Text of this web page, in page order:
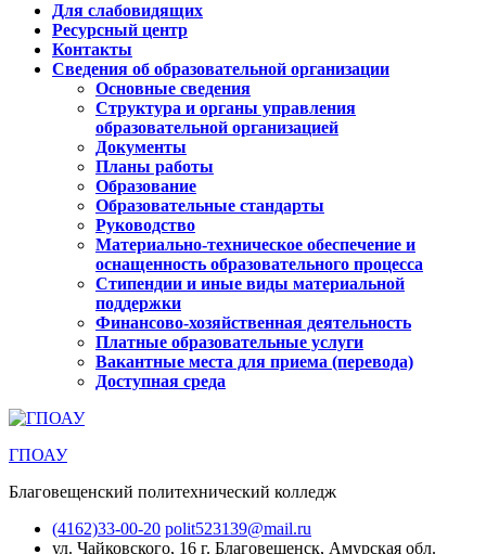
Для слабовидящих
Ресурсный центр
Контакты
Сведения об образовательной организации
Основные сведения
Структура и органы управления
образовательной организацией
Документы
Планы работы
Образование
Образовательные стандарты
Руководство
Материально-техническое обеспечение и
оснащенность образовательного процесса
Стипендии и иные виды материальной
поддержки
Финансово-хозяйственная деятельность
Платные образовательные услуги
Вакантные места для приема (перевода)
Доступная среда
ГПОАУ
Благовещенский политехнический колледж
(4162)33-00-20 polit523139@mail.ru
ул. Чайковского, 16 г. Благовещенск, Амурская обл.